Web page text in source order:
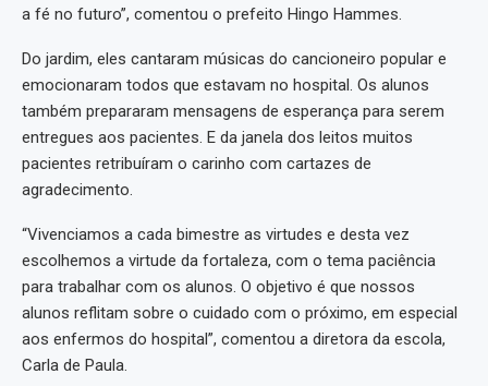
a fé no futuro”, comentou o prefeito Hingo Hammes.
Do jardim, eles cantaram músicas do cancioneiro popular e
emocionaram todos que estavam no hospital. Os alunos
também prepararam mensagens de esperança para serem
entregues aos pacientes. E da janela dos leitos muitos
pacientes retribuíram o carinho com cartazes de
agradecimento.
“Vivenciamos a cada bimestre as virtudes e desta vez
escolhemos a virtude da fortaleza, com o tema paciência
para trabalhar com os alunos. O objetivo é que nossos
alunos reflitam sobre o cuidado com o próximo, em especial
aos enfermos do hospital”, comentou a diretora da escola,
Carla de Paula.